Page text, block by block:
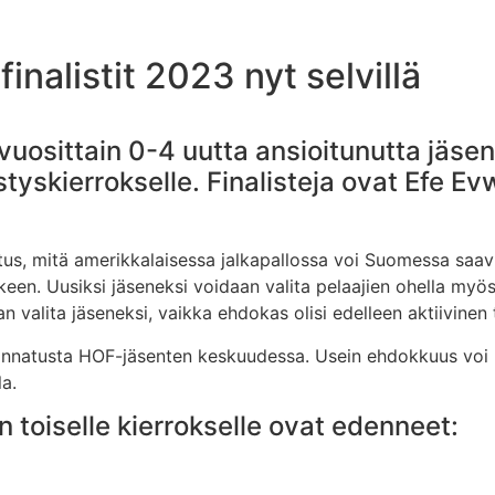
2023 nyt selvillä
0-4 uutta ansioitunutta
Finalisteja ovat Efe
mitä amerikkalaisessa jalkapallossa voi Suomessa
Uusiksi jäseneksi voidaan valita pelaajien ohella
valita jäseneksi, vaikka ehdokas olisi edelleen aktiivinen
HOF-jäsenten keskuudessa. Usein ehdokkuus
toiselle kierrokselle ovat edenneet: